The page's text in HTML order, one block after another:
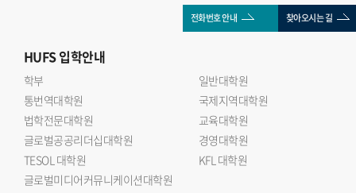
전화번호 안내 찾아오시는 길
HUFS입학안내
학부
일반대학원
통번역대학원
국제지역대학원
법학전문대학원
교육대학원
글로벌공공리더십대학원
경영대학원
TESOL 대학원
KFL 대학원
글로벌미디어커뮤니케이션대학원